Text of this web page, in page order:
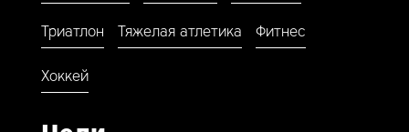
Триатлон Тяжелая атлетика Фитнес
Хоккей